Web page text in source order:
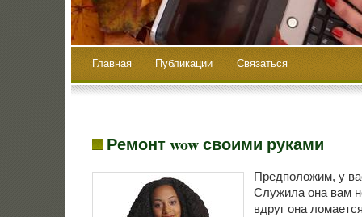
Главная Публикации Связаться
Ремонт wow своими руками
Предполοжим, у
Служила она вам
вдруг она